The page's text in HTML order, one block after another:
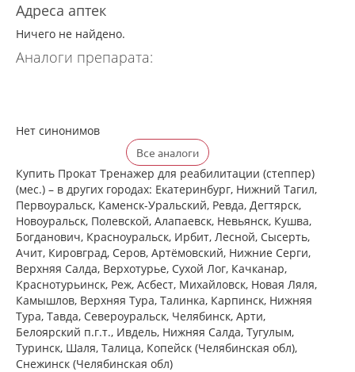
Адреса аптек
Ничего не найдено.
Аналоги препарата:
Нет синонимов
Все аналоги
Купить Прокат Тренажер для реабилитации (степпер)
(мес.) – в других городах: Екатеринбург, Нижний Тагил,
Первоуральск, Каменск-Уральский, Ревда, Дегтярск,
Новоуральск, Полевской, Алапаевск, Невьянск, Кушва,
Богданович, Красноуральск, Ирбит, Лесной, Сысерть,
Ачит, Кировград, Серов, Артёмовский, Нижние Cерги,
Верхняя Салда, Верхотурье, Сухой Лог, Качканар,
Краснотурьинск, Реж, Асбест, Михайловск, Новая Ляля,
Камышлов, Верхняя Тура, Талинка, Карпинск, Нижняя
Тура, Тавда, Североуральск, Челябинск, Арти,
Белоярский п.г.т., Ивдель, Нижняя Салда, Тугулым,
Туринск, Шаля, Талица, Копейск (Челябинская обл),
Снежинск (Челябинская обл)